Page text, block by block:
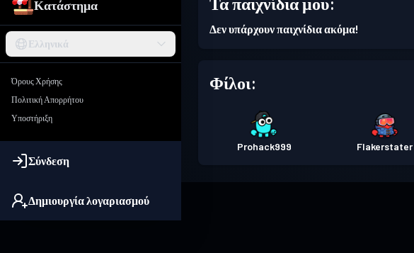
Κατάστημα
Ελληνικά
Όρους Χρήσης
Πολιτική Απορρήτου
Υποστήριξη
Σύνδεση
Δημιουργία λογαριασμού
Δεν υπάρχουν παιχνίδια ακόμα!
Φίλοι:
Prohack999 Flakerstater